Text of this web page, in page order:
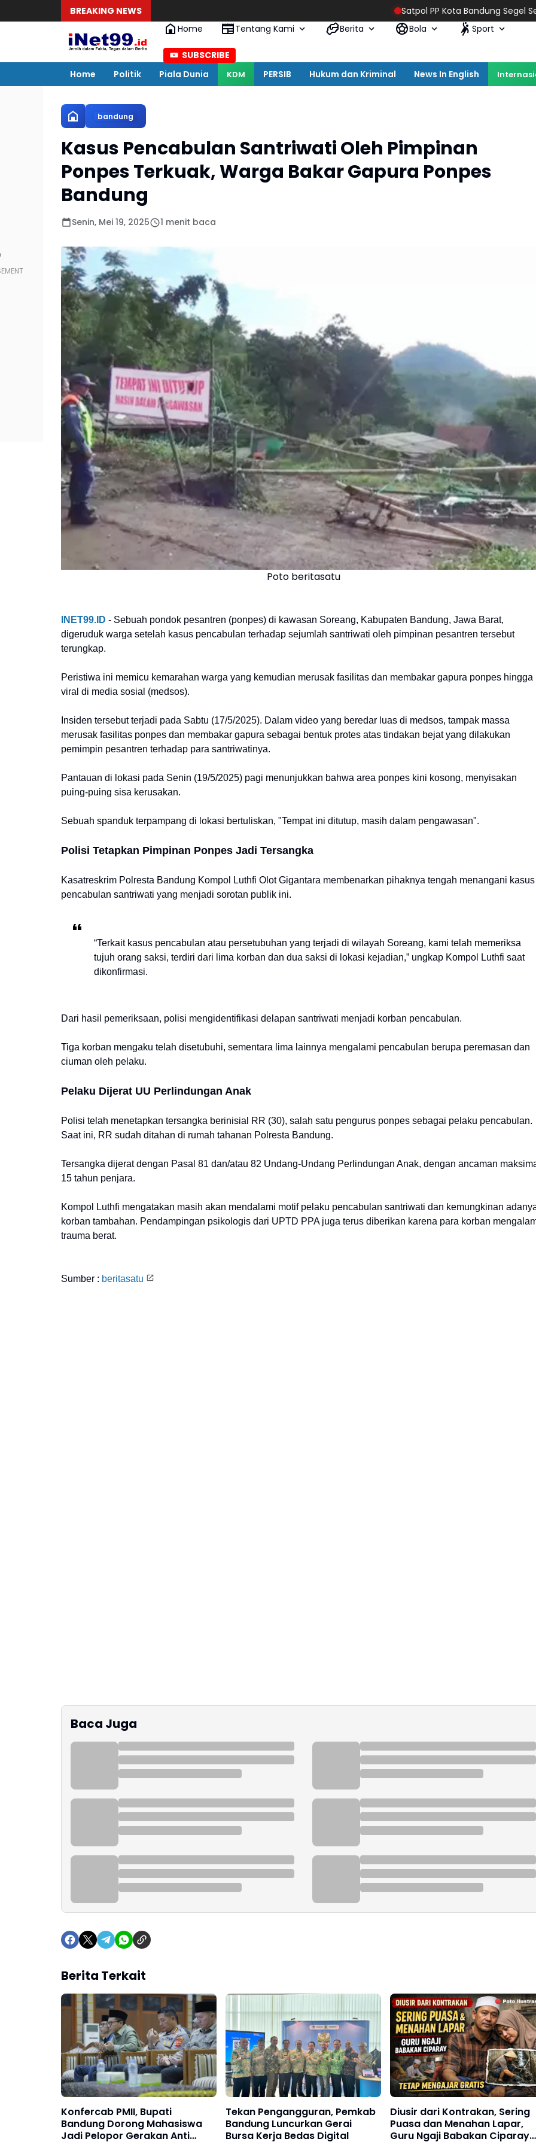
BREAKING NEWS Satpol PP Kota Bandung Segel Sejumlah Tiang
Home
Tentang Kami Berita Bola Sport
SUBSCRIBE
Home
Politik Piala Dunia KDM PERSIB Hukum dan Kriminal News In English
bandung
Kasus Pencabulan Santriwati Oleh Pimpinan
Ponpes Terkuak, Warga Bakar Gapura Ponpes
Bandung
Senin, Mei 19, 2025 1 menit baca
Poto beritasatu
INET99.ID - Sebuah pondok pesantren (ponpes) di kawasan Soreang, Kabupaten Bandung, Jawa Barat,
digeruduk warga setelah kasus pencabulan terhadap sejumlah santriwati oleh pimpinan pesantren tersebut
terungkap.
Peristiwa ini memicu kemarahan warga yang kemudian merusak fasilitas dan membakar gapura ponpes hingga
viral di media sosial (medsos).
Insiden tersebut terjadi pada Sabtu (17/5/2025). Dalam video yang beredar luas di medsos, tampak massa
merusak fasilitas ponpes dan membakar gapura sebagai bentuk protes atas tindakan bejat yang dilakukan
pemimpin pesantren terhadap para santriwatinya.
Pantauan di lokasi pada Senin (19/5/2025) pagi menunjukkan bahwa area ponpes kini kosong, menyisakan
puing-puing sisa kerusakan.
Sebuah spanduk terpampang di lokasi bertuliskan, "Tempat ini ditutup, masih dalam pengawasan".
Polisi Tetapkan Pimpinan Ponpes Jadi Tersangka
Kasatreskrim Polresta Bandung Kompol Luthfi Olot Gigantara membenarkan pihaknya tengah menangani kasus
pencabulan santriwati yang menjadi sorotan publik ini.
“Terkait kasus pencabulan atau persetubuhan yang terjadi di wilayah Soreang, kami telah memeriksa
tujuh orang saksi, terdiri dari lima korban dan dua saksi di lokasi kejadian,” ungkap Kompol Luthfi saat
dikonfirmasi.
Dari hasil pemeriksaan, polisi mengidentifikasi delapan santriwati menjadi korban pencabulan.
Tiga korban mengaku telah disetubuhi, sementara lima lainnya mengalami pencabulan berupa peremasan dan
ciuman oleh pelaku.
Pelaku Dijerat UU Perlindungan Anak
Polisi telah menetapkan tersangka berinisial RR (30), salah satu pengurus ponpes sebagai pelaku pencabulan.
Saat ini, RR sudah ditahan di rumah tahanan Polresta Bandung.
Tersangka dijerat dengan Pasal 81 dan/atau 82 Undang-Undang Perlindungan Anak, dengan ancaman
15 tahun penjara.
Kompol Luthfi mengatakan masih akan mendalami motif pelaku pencabulan santriwati dan kemungkinan
korban tambahan. Pendampingan psikologis dari UPTD PPA juga terus diberikan karena para korban
trauma berat.
Sumber : beritasatu
Baca Juga
Berita Terkait
Konfercab PMII, Bupati
Bandung Dorong Mahasiswa
Jadi Pelopor Gerakan Anti
Tekan Pengangguran, Pemkab
Bandung Luncurkan Gerai
Bursa Kerja Bedas Digital
Diusir dari Kontrakan, Sering
Puasa dan Menahan Lapar,
Guru Ngaji Babakan Ciparay